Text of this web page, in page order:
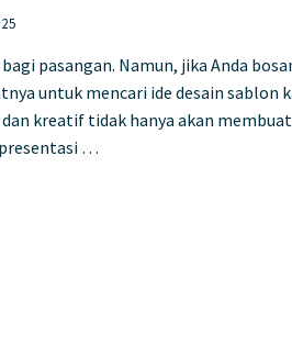
pasangan. Namun, jika Anda
untuk mencari ide desain sablon
kreatif tidak hanya akan membuat
…